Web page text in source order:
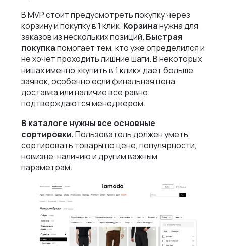
В MVP стоит предусмотреть покупку через
корзину и покупку в 1 клик. Корзинанужна для
заказов из нескольких позиций. Быстрая
покупкапомогает тем, кто уже определился и
не хочет проходить лишние шаги. В некоторых
нишах именно «купить в 1 клик» дает больше
заявок, особенно если финальная цена,
доставка или наличие все равно
подтверждаются менеджером.
В каталоге нужны все основные
сортировки.Пользователь должен уметь
сортировать товары по цене, популярности,
новизне, наличию и другим важным
параметрам.